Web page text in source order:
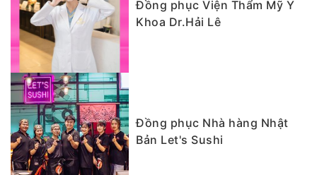
Đồng phục Viện Thẩm Mỹ Y
Khoa Dr.Hải Lê
Đồng phục Nhà hàng Nhật
Bản Let's Sushi